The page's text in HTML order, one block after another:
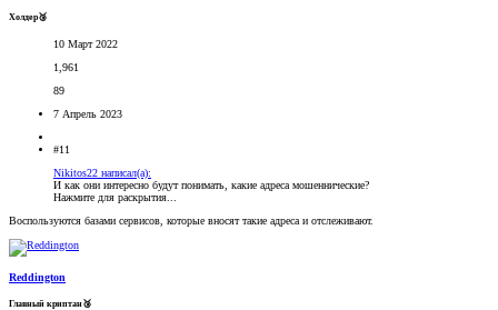
Холдер🥉
10 Март 2022
1,961
89
7 Апрель 2023
#11
Nikitos22 написал(а):
И как они интересно будут понимать, какие адреса мошеннические?
Нажмите для раскрытия...
Воспользуются базами сервисов, которые вносят такие адреса и отслеживают.
Reddington
Главный криптан🥉